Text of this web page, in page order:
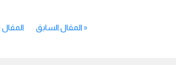
«المقال السابق المقال